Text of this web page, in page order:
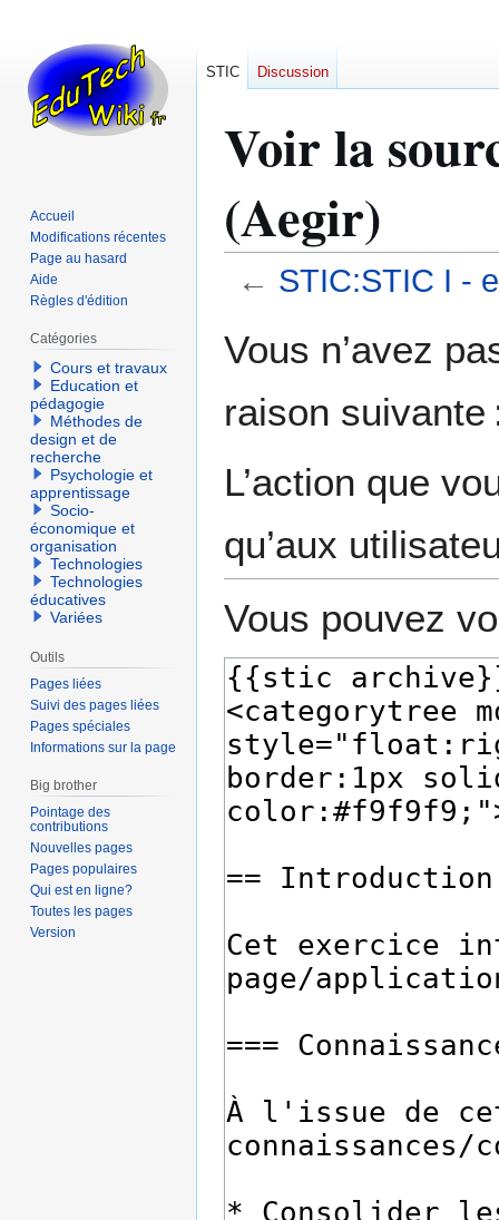
Voir la
(Aegir)
← STIC:STIC I -
à
navigation
à
recherche
Vous n’avez
raison suivante
L’action que
qu’aux
Vous pouvez
STIC Discussion
Accueil
Modifications récentes
Page au hasard
Aide
Règles d'édition
Catégories
Cours et travaux
Education et
pédagogie
Méthodes de
design et de
recherche
Psychologie et
apprentissage
Socio-
économique et
organisation
Technologies
Technologies
éducatives
Variées
Outils
Pages liées
Suivi des pages liées
Pages spéciales
Informations sur la page
Big brother
Pointage des
contributions
Nouvelles pages
Pages populaires
Qui est en ligne?
Toutes les pages
Version